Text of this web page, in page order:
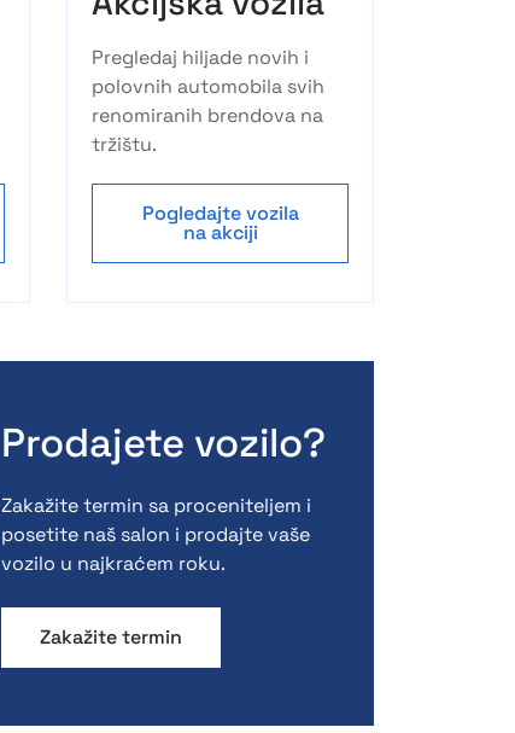
Pregledaj hiljade novih i
polovnih automobila svih
renomiranih brendova na
tržištu.
Pogledajte vozila
na akciji
Prodajete vozilo?
Zakažite termin sa proceniteljem i
posetite naš salon i prodajte vaše
vozilo u najkraćem roku.
Zakažite termin